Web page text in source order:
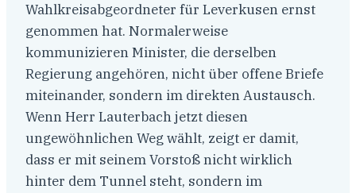
Wahlkreisabgeordneter für Leverkusen ernst
genommen hat. Normalerweise
kommunizieren Minister, die derselben
Regierung angehören, nicht über offene Briefe
miteinander, sondern im direkten Austausch.
Wenn Herr Lauterbach jetzt diesen
ungewöhnlichen Weg wählt, zeigt er damit,
dass er mit seinem Vorstoß nicht wirklich
hinter dem Tunnel steht, sondern im